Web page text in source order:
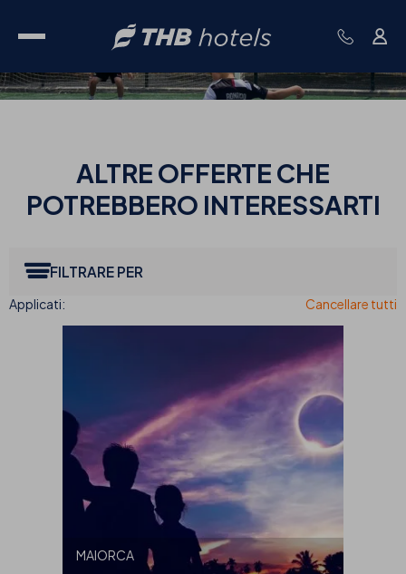
ALTRE OFFERTE CHE
POTREBBERO INTERESSARTI
FILTRARE PER
MAIORCA